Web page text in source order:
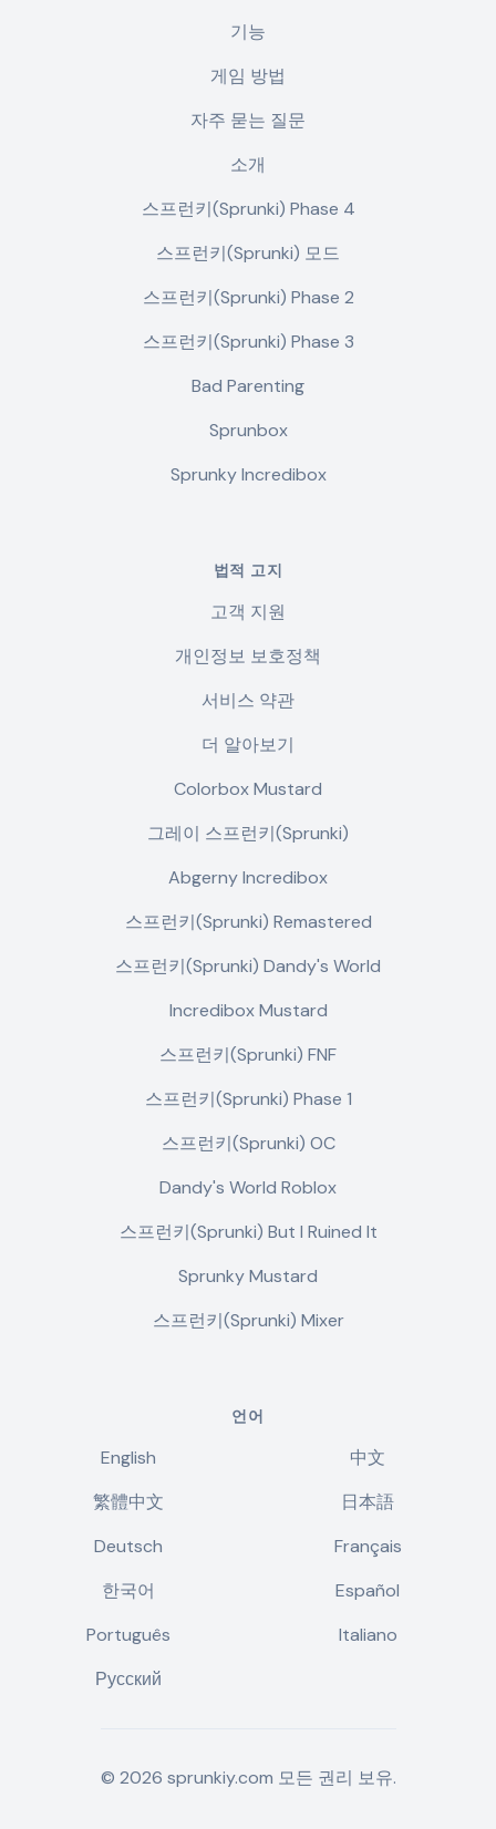
기능
게임 방법
자주 묻는 질문
소개
스프런키(Sprunki) Phase 4
스프런키(Sprunki) 모드
스프런키(Sprunki) Phase 2
스프런키(Sprunki) Phase 3
Bad Parenting
Sprunbox
Sprunky Incredibox
법적 고지
고객 지원
개인정보 보호정책
서비스 약관
더 알아보기
Colorbox Mustard
그레이 스프런키(Sprunki)
Abgerny Incredibox
스프런키(Sprunki) Remastered
스프런키(Sprunki) Dandy's World
Incredibox Mustard
스프런키(Sprunki) FNF
스프런키(Sprunki) Phase 1
스프런키(Sprunki) OC
Dandy's World Roblox
스프런키(Sprunki) But I Ruined It
Sprunky Mustard
스프런키(Sprunki) Mixer
언어
English
中文
繁體中文
日本語
Deutsch
Français
한국어
Español
Português
Italiano
Русский
© 2026 sprunkiy.com 모든 권리 보유.